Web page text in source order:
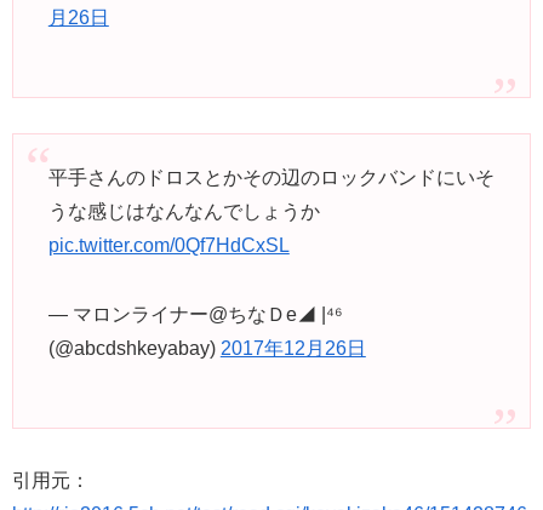
月26日
平手さんのドロスとかその辺のロックバンドにいそ
うな感じはなんなんでしょうか
pic.twitter.com/0Qf7HdCxSL
— マロンライナー@ちなＤe◢ |⁴⁶
(@abcdshkeyabay) 2017年12月26日
引用元：